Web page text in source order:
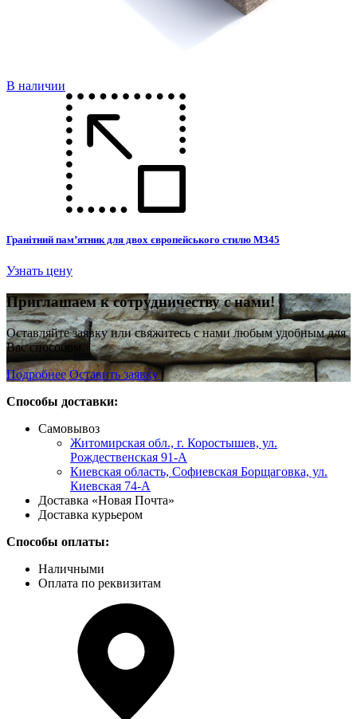
В наличии
Гранітний пам’ятник для двох європейського стилю М345
Узнать цену
Приглашаем к сотрудничеству с нами!
Оставляйте заявку или свяжитесь с нами любым удобным для
Вас способом.
Подробнее Оставить заявку
Способы доставки:
Самовывоз
Житомирская обл., г. Коростышев, ул.
Рождественская 91-А
Киевская область, Софиевская Борщаговка, ул.
Киевская 74-А
Доставка «Новая Почта»
Доставка курьером
Способы оплаты:
Наличными
Оплата по реквизитам